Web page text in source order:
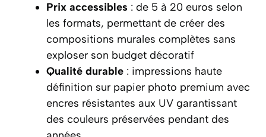
Prix accessibles : de 5 à 20 euros selon
les formats, permettant de créer des
compositions murales complètes sans
exploser son budget décoratif
Qualité durable : impressions haute
définition sur papier photo premium avec
encres résistantes aux UV garantissant
des couleurs préservées pendant des